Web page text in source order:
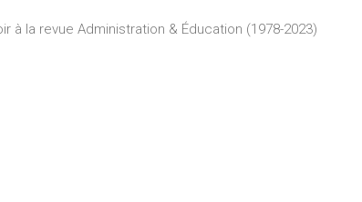
à la revue Administration & Éducation (1978-2023)